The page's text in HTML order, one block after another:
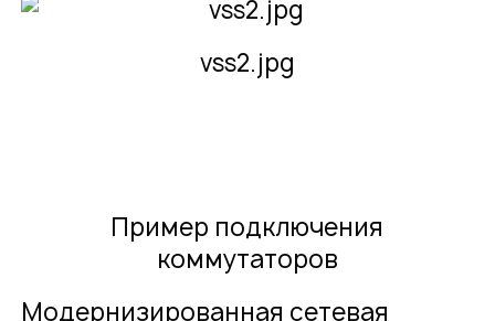
vss2.jpg
Пример подключения
коммутаторов
Модернизированная сетевая